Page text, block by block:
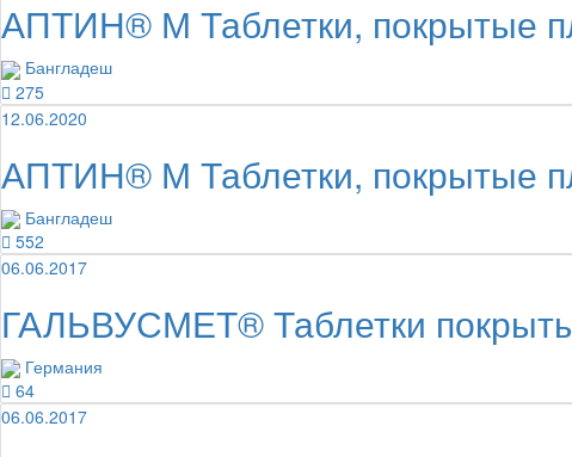
АПТИН® М Таблетки, покрытые
Бангладеш
275
12.06.2020
АПТИН® М Таблетки, покрытые
Бангладеш
552
06.06.2017
ГАЛЬВУСМЕТ® Таблетки
Германия
64
06.06.2017